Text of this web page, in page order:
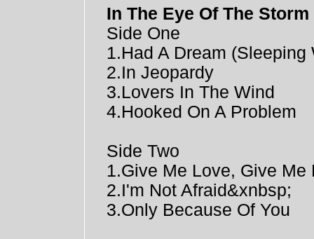
In The Eye Of The Storm
Side One
1.Had A Dream
2.In Jeopardy
3.Lovers In The Wind
4.Hooked On A Problem
Side Two
1.Give Me Love, Give Me
2.I'm Not Afraid&xnbsp;
3.Only Because Of You